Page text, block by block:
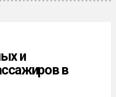
и
в